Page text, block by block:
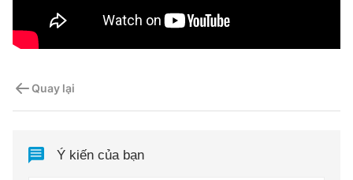
Quay lại
Ý kiến của bạn